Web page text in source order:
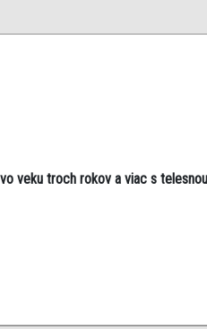
veku troch rokov a viac s